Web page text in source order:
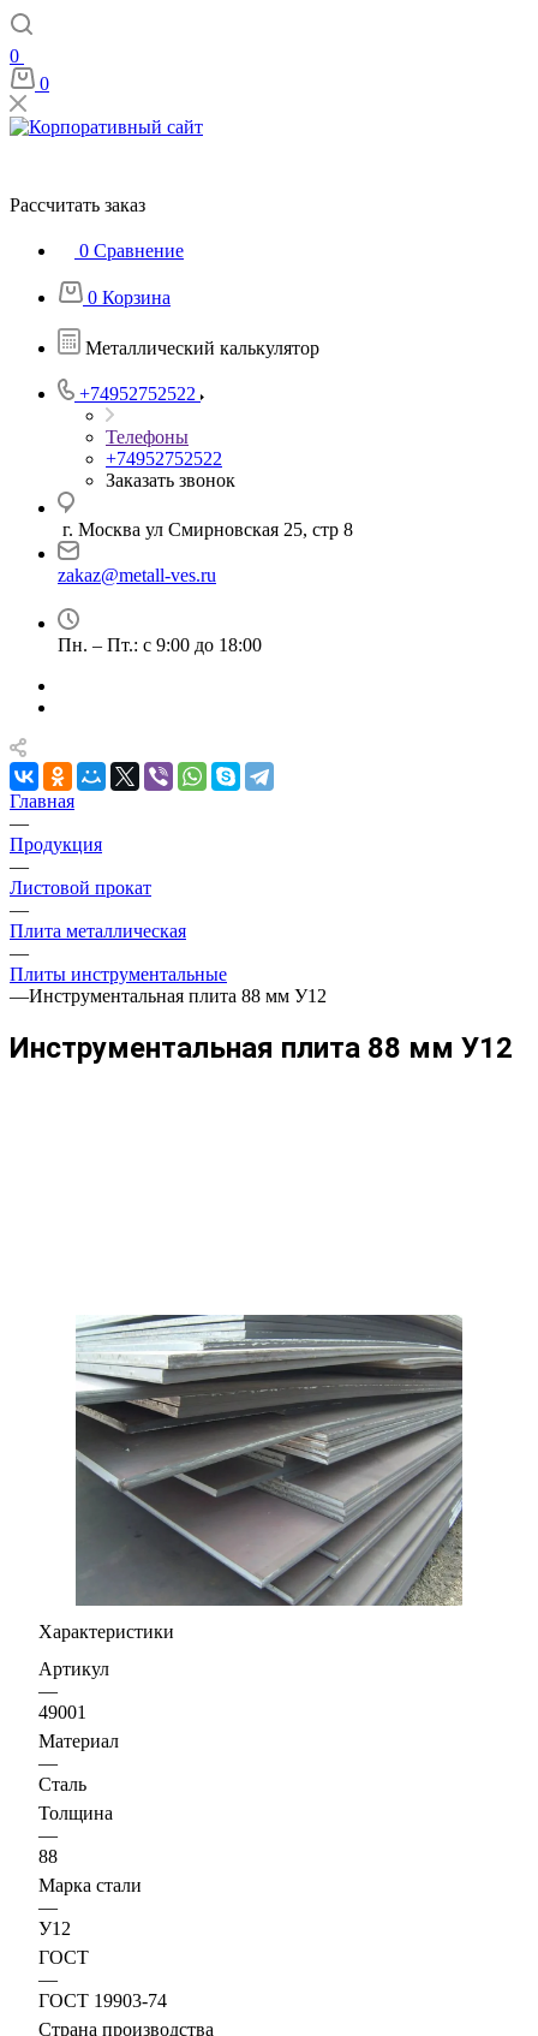
0
0
Рассчитать заказ
0 Сравнение
0 Корзина
Металлический калькулятор
+74952752522
Телефоны
+74952752522
Заказать звонок
г. Москва ул Смирновская 25, стр 8
zakaz@metall-ves.ru
Пн. – Пт.: с 9:00 до 18:00
Главная
—
Продукция
—
Листовой прокат
—
Плита металлическая
—
Плиты инструментальные
—Инструментальная плита 88 мм У12
Инструментальная плита 88 мм У12
Характеристики
Артикул
—
49001
Материал
—
Сталь
Толщина
—
88
Марка стали
—
У12
ГОСТ
—
ГОСТ 19903-74
Страна производства